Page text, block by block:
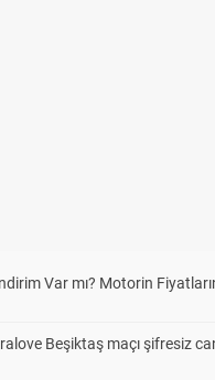
Var mı? Motorin
Beşiktaş maçı şifresiz